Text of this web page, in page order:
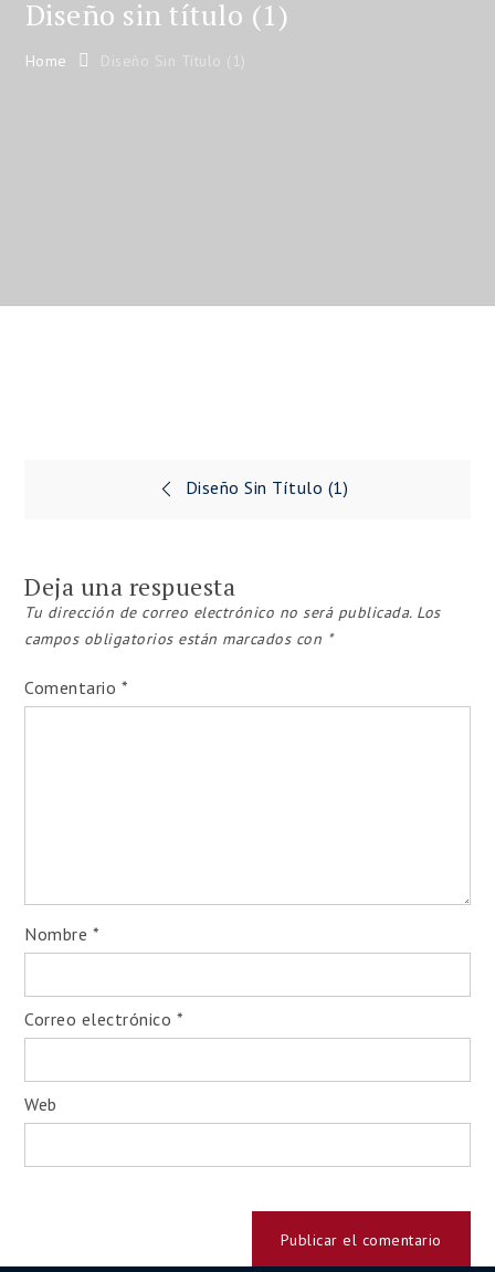
Diseño sin título (1)
Home Diseño Sin Título (1)
Navegación
entradas
Diseño Sin Título (1)
Deja una respuesta
Tu dirección de correo electrónico no será publicada. Los
campos obligatorios están marcados con *
Comentario *
Nombre *
Correo electrónico *
Web